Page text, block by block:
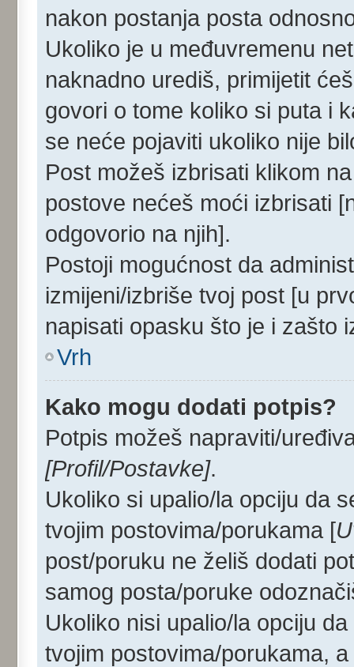
nakon postanja posta
Ukoliko je u međuvremenu
naknadno urediš, primijetit
govori o tome koliko si puta i
se neće pojaviti ukoliko nije
Post možeš izbrisati klikom
postove nećeš moći izbrisati
odgovorio na njih].
Postoji mogućnost da
izmijeni/izbriše tvoj post [u
napisati opasku što je i zašto
Vrh
Kako mogu dodati potpis?
Potpis možeš napraviti/
[Profil/Postavke].
Ukoliko si upalio/la opciju da
tvojim postovima/porukama [
post/poruku ne želiš dodati
samog posta/poruke
Ukoliko nisi upalio/la opciju
tvojim postovima/porukama,